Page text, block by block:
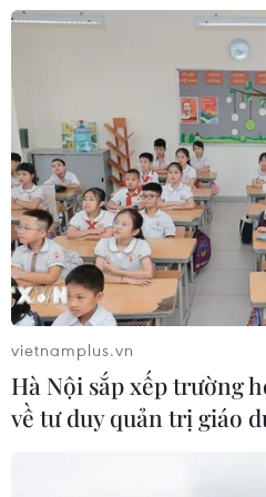
chức sử dụng ma túy trong
Khởi tố người đàn ông xịt
vào thợ tháo dỡ nhà sát
05/08/2026 09:23
Xem
vietnamplus.vn
Hà Nội sắp xếp trường
về tư duy quản trị giáo